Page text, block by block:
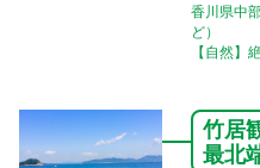
香川県中
ど）
【自然】
竹居
最北